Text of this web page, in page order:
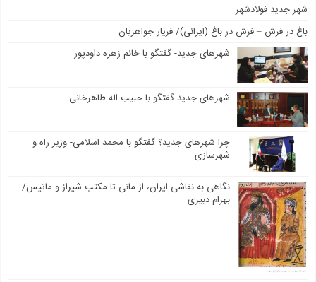
شهر جدید فولادشهر
باغ در فرش – فرش در باغ (ایرانی)/ فریار جواهریان
شهرهای جدید- گفتگو با خانم زهره داودپور
شهرهای جدید گفتگو با حبیب اله طاهرخانی
چرا شهرهای جدید؟ گفتگو با محمد اسلامی- وزیر راه و
شهرسازی
نگاهی به نقاشی ایران، از مانی تا مکتب شیراز و ماتیس/
بهرام دبیری